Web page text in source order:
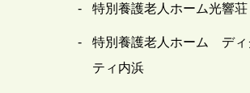
特別養護老人ホーム光響荘
特別養護老人ホーム ディ
ティ内浜